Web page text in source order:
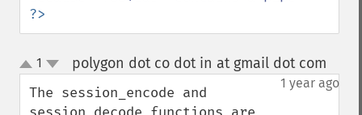
?>
up
down
1 polygon dot co dot in at gmail dot com
1 year ago
The session_encode and